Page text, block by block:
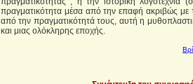
πραγματικότητα μέσα από την επαφή ακριβώς
από την πραγματικότητά τους, αυτή η
και μιας ολόκληρης εποχής.